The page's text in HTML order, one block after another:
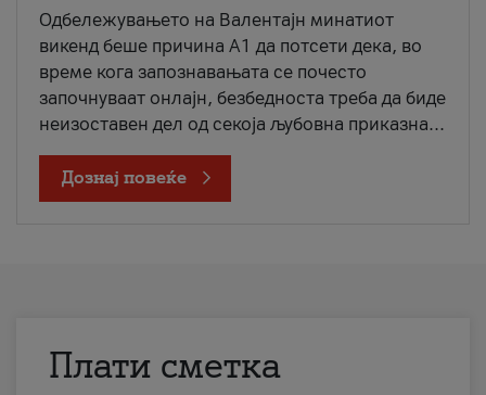
Одбележувањето на Валентајн минатиот
викенд беше причина А1 да потсети дека, во
време кога запознавањата се почесто
започнуваат онлајн, безбедноста треба да биде
неизоставен дел од секоја љубовна приказна...
Дознај повеќе
Плати сметка